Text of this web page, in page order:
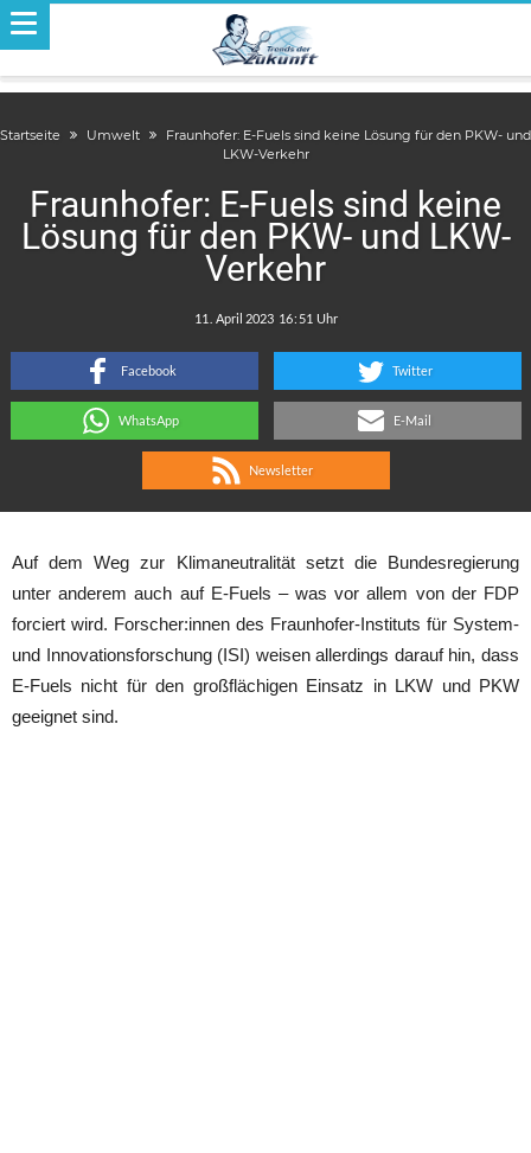
Startseite Umwelt
Fraunhofer: E-Fuels sind keine Lösung für den PKW- und
LKW-Verkehr
Fraunhofer: E-Fuels sind keine
Lösung für den PKW- und LKW-
Verkehr
:
Facebook Twitter
WhatsApp E-Mail
Newsletter
Auf dem Weg zur Klimaneutralität setzt die Bundesregierung
unter anderem auch auf E-Fuels – was vor allem von der FDP
forciert wird. Forscher:innen des Fraunhofer-Instituts für System-
und Innovationsforschung (ISI) weisen allerdings darauf hin, dass
E-Fuels nicht für den großflächigen Einsatz in LKW und PKW
geeignet sind.